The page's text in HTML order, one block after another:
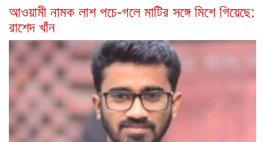
আওয়ামী নামক লাশ পচে-গলে মাটির সঙ্গে মিশে গিয়েছে:
রাশেদ খাঁন